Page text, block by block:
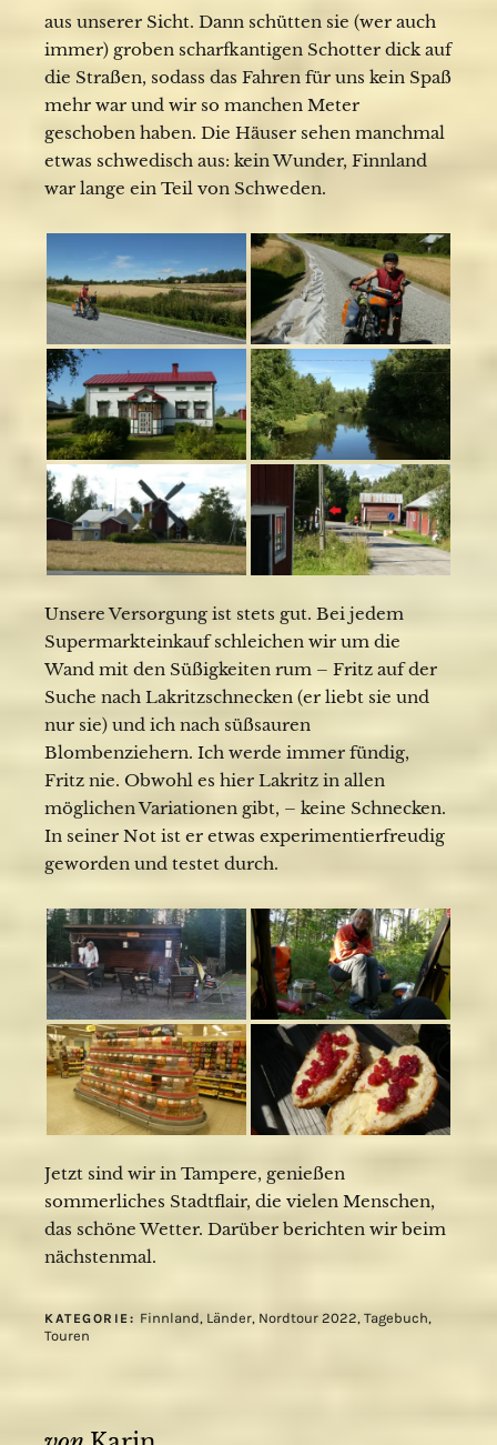
aus unserer Sicht. Dann schütten sie (wer auch
immer) groben scharfkantigen Schotter dick auf
die Straßen, sodass das Fahren für uns kein Spaß
mehr war und wir so manchen Meter
geschoben haben. Die Häuser sehen manchmal
etwas schwedisch aus: kein Wunder, Finnland
war lange ein Teil von Schweden.
Unsere Versorgung ist stets gut. Bei jedem
Supermarkteinkauf schleichen wir um die
Wand mit den Süßigkeiten rum – Fritz auf der
Suche nach Lakritzschnecken (er liebt sie und
nur sie) und ich nach süßsauren
Blombenziehern. Ich werde immer fündig,
Fritz nie. Obwohl es hier Lakritz in allen
möglichen Variationen gibt, – keine Schnecken.
In seiner Not ist er etwas experimentierfreudig
geworden und testet durch.
Jetzt sind wir in Tampere, genießen
sommerliches Stadtflair, die vielen Menschen,
das schöne Wetter. Darüber berichten wir beim
nächstenmal.
KATEGORIE: Finnland, Länder, Nordtour 2022, Tagebuch,
Touren